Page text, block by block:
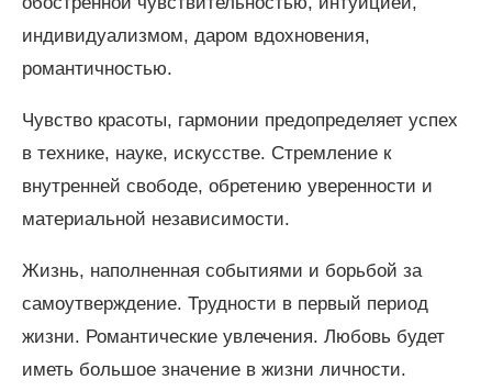
индивидуализмом, даром вдохновения,
романтичностью.
Чувство красоты, гармонии предопределяет успех
в технике, науке, искусстве. Стремление к
внутренней свободе, обретению уверенности и
материальной независимости.
Жизнь, наполненная событиями и борьбой за
самоутверждение. Трудности в первый период
жизни. Романтические увлечения. Любовь будет
иметь большое значение в жизни личности.